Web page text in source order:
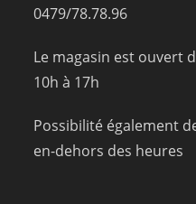
0479/78.78.96
Le magasin est ouvert
10h à 17h
Possibilité également
en-dehors des heures